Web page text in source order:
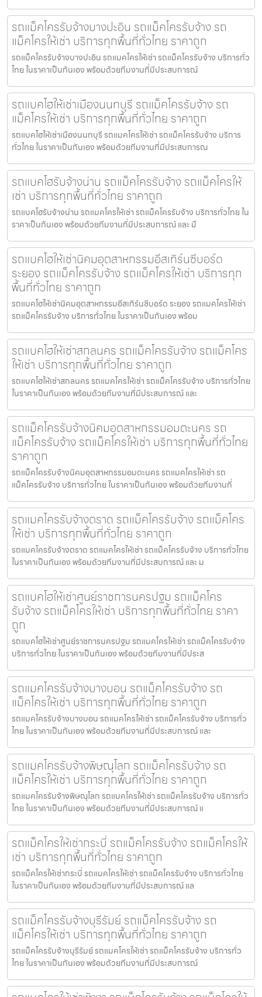
รถแม็คโครรับจ้างบางปะอิน รถแม็คโครรับจ้าง รถ
แม็คโครให้เช่า บริการทุกพื้นที่ทั่วไทย ราคาถูก
รถแม็คโครรับจ้างบางปะอิน รถแมคโครให้เช่า รถแม็คโครรับจ้าง บริการทั่ว
ไทย ในราคาเป็นกันเอง พร้อมด้วยทีมงานที่มีประสบการณ์
รถแบคโฮให้เช่าเมืองนนทบุรี รถแม็คโครรับจ้าง รถ
แม็คโครให้เช่า บริการทุกพื้นที่ทั่วไทย ราคาถูก
รถแบคโฮให้เช่าเมืองนนทบุรี รถแมคโครให้เช่า รถแม็คโครรับจ้าง บริการ
ทั่วไทย ในราคาเป็นกันเอง พร้อมด้วยทีมงานที่มีประสบการณ
รถแบคโฮรับจ้างน่าน รถแม็คโครรับจ้าง รถแม็คโครให้
เช่า บริการทุกพื้นที่ทั่วไทย ราคาถูก
รถแบคโฮรับจ้างน่าน รถแมคโครให้เช่า รถแม็คโครรับจ้าง บริการทั่วไทย ใน
ราคาเป็นกันเอง พร้อมด้วยทีมงานที่มีประสบการณ์ และ มื
รถแบคโฮให้เช่านิคมอุตสาหกรรมอีสเทิร์นซีบอร์ด
ระยอง รถแม็คโครรับจ้าง รถแม็คโครให้เช่า บริการทุก
พื้นที่ทั่วไทย ราคาถูก
รถแบคโฮให้เช่านิคมอุตสาหกรรมอีสเทิร์นซีบอร์ด ระยอง รถแมคโครให้เช่า
รถแม็คโครรับจ้าง บริการทั่วไทย ในราคาเป็นกันเอง พร้อม
รถแบคโฮให้เช่าสกลนคร รถแม็คโครรับจ้าง รถแม็คโคร
ให้เช่า บริการทุกพื้นที่ทั่วไทย ราคาถูก
รถแบคโฮให้เช่าสกลนคร รถแมคโครให้เช่า รถแม็คโครรับจ้าง บริการทั่วไทย
ในราคาเป็นกันเอง พร้อมด้วยทีมงานที่มีประสบการณ์ และ
รถแม็คโครรับจ้างนิคมอุตสาหกรรมอมตะนคร รถ
แม็คโครรับจ้าง รถแม็คโครให้เช่า บริการทุกพื้นที่ทั่วไทย
ราคาถูก
รถแม็คโครรับจ้างนิคมอุตสาหกรรมอมตะนคร รถแมคโครให้เช่า รถ
แม็คโครรับจ้าง บริการทั่วไทย ในราคาเป็นกันเอง พร้อมด้วยทีมงานที่
รถแมคโครรับจ้างตราด รถแม็คโครรับจ้าง รถแม็คโคร
ให้เช่า บริการทุกพื้นที่ทั่วไทย ราคาถูก
รถแมคโครรับจ้างตราด รถแมคโครให้เช่า รถแม็คโครรับจ้าง บริการทั่วไทย
ในราคาเป็นกันเอง พร้อมด้วยทีมงานที่มีประสบการณ์ และ ม
รถแบคโฮให้เช่าศูนย์ราชการนครปฐม รถแม็คโคร
รับจ้าง รถแม็คโครให้เช่า บริการทุกพื้นที่ทั่วไทย ราคา
ถูก
รถแบคโฮให้เช่าศูนย์ราชการนครปฐม รถแมคโครให้เช่า รถแม็คโครรับจ้าง
บริการทั่วไทย ในราคาเป็นกันเอง พร้อมด้วยทีมงานที่มีประส
รถแมคโครรับจ้างบางบอน รถแม็คโครรับจ้าง รถ
แม็คโครให้เช่า บริการทุกพื้นที่ทั่วไทย ราคาถูก
รถแมคโครรับจ้างบางบอน รถแมคโครให้เช่า รถแม็คโครรับจ้าง บริการทั่ว
ไทย ในราคาเป็นกันเอง พร้อมด้วยทีมงานที่มีประสบการณ์ และ
รถแมคโครรับจ้างพิษณุโลก รถแม็คโครรับจ้าง รถ
แม็คโครให้เช่า บริการทุกพื้นที่ทั่วไทย ราคาถูก
รถแมคโครรับจ้างพิษณุโลก รถแมคโครให้เช่า รถแม็คโครรับจ้าง บริการทั่ว
ไทย ในราคาเป็นกันเอง พร้อมด้วยทีมงานที่มีประสบการณ์ แ
รถแม็คโครให้เช่ากระบี่ รถแม็คโครรับจ้าง รถแม็คโครให้
เช่า บริการทุกพื้นที่ทั่วไทย ราคาถูก
รถแม็คโครให้เช่ากระบี่ รถแมคโครให้เช่า รถแม็คโครรับจ้าง บริการทั่วไทย
ในราคาเป็นกันเอง พร้อมด้วยทีมงานที่มีประสบการณ์ แล
รถแม็คโครรับจ้างบุรีรัมย์ รถแม็คโครรับจ้าง รถ
แม็คโครให้เช่า บริการทุกพื้นที่ทั่วไทย ราคาถูก
รถแม็คโครรับจ้างบุรีรัมย์ รถแมคโครให้เช่า รถแม็คโครรับจ้าง บริการทั่ว
ไทย ในราคาเป็นกันเอง พร้อมด้วยทีมงานที่มีประสบการณ์